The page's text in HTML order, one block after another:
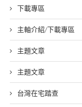
下載專區
主軸介紹/下載專區
主題文章
主題文章
台灣在宅踏查